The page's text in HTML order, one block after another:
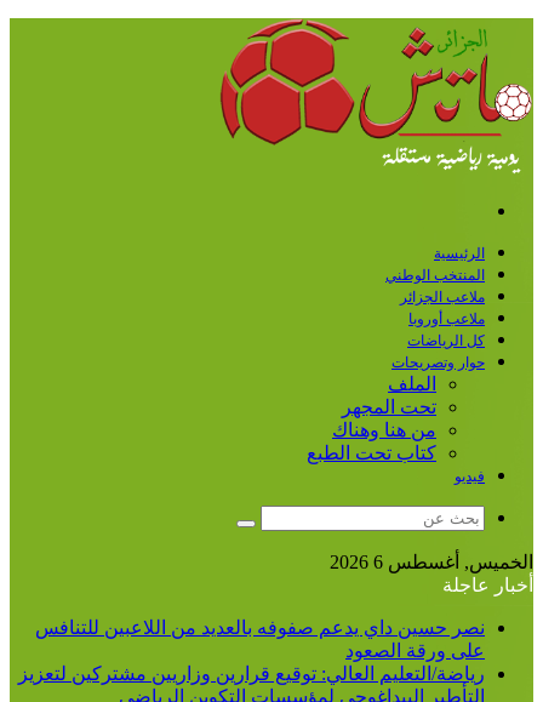
الرئيسية
المنتخب الوطني
ملاعب الجزائر
ملاعب أوروبا
كل الرياضات
حوار وتصريحات
الملف
تحت المجهر
من هنا وهناك
كتاب تحت الطبع
فيديو
بحث
الخميس, أغسطس 6 2026
أخبار عاجلة
نصر حسين داي يدعم صفوفه بالعديد من اللاعبين للتنافس
على ورقة الصعود
رياضة/التعليم العالي: توقيع قرارين وزاريين مشتركين لتعزيز
التأطير البيداغوجي لمؤسسات التكوين الرياضي